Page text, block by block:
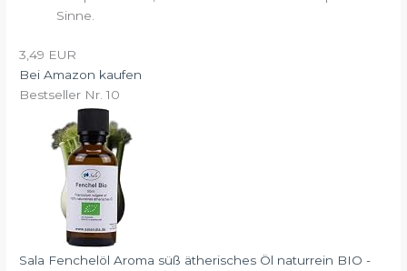
Sinne.
3,49 EUR
Bei Amazon kaufen
Bestseller Nr. 10
Sala Fenchelöl Aroma süß ätherisches Öl naturrein BIO -